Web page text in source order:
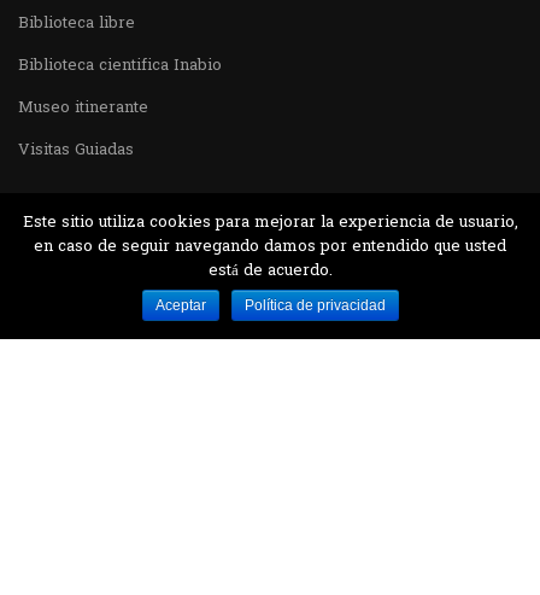
Biblioteca libre
Biblioteca cientifica Inabio
Museo itinerante
Visitas Guiadas
Desarrollado por MJTEC.
Este sitio utiliza cookies para mejorar la experiencia de usuario,
en caso de seguir navegando damos por entendido que usted
está de acuerdo.
Aceptar Política de privacidad